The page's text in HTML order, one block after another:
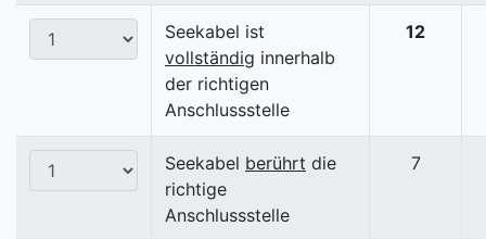
Seekabel ist
vollständig innerhalb
der richtigen
Anschlussstelle
12
Seekabel berührt die
richtige
Anschlussstelle
7